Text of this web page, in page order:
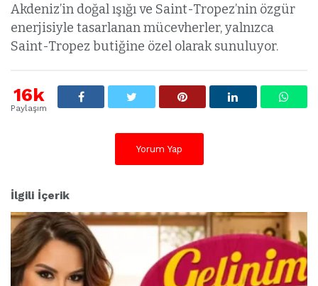
Akdeniz’in doğal ışığı ve Saint-Tropez’nin özgür
enerjisiyle tasarlanan mücevherler, yalnızca
Saint-Tropez butiğine özel olarak sunuluyor.
16k
Paylaşım
Yorum Yap
İlgili İçerik